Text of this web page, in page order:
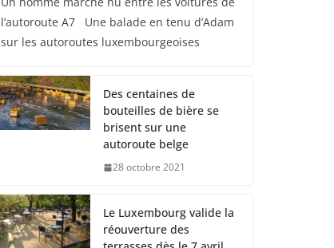
l’autoroute A7 Une balade en tenu d’Adam
sur les autoroutes luxembourgeoises
Des centaines de
bouteilles de bière se
brisent sur une
autoroute belge
28 octobre 2021
Le Luxembourg valide la
réouverture des